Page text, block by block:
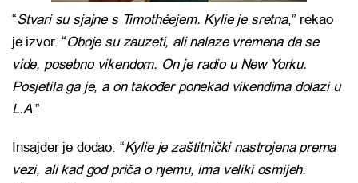
“Stvari su sjajne s Timothéejem. Kylie je sretna,” rekao
je izvor. “Oboje su zauzeti, ali nalaze vremena da se
vide, posebno vikendom. On je radio u New Yorku.
Posjetila ga je, a on također ponekad vikendima dolazi u
L.A.”
Insajder je dodao: “Kylie je zaštitnički nastrojena prema
vezi, ali kad god priča o njemu, ima veliki osmijeh.